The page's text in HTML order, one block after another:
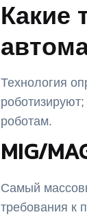
Какие
Технология
роботам.
MIG/
Самый
требования к